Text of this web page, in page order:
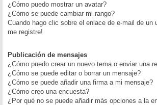
¿Cómo puedo mostrar un avatar?
¿Cómo se puede cambiar mi rango?
Cuando hago clic sobre el enlace de e-mail de un
me registre!
Publicación de mensajes
¿Cómo puedo crear un nuevo tema o enviar una
¿Cómo se puede editar o borrar un mensaje?
¿Cómo se puede añadir una firma a mi mensaje?
¿Cómo creo una encuesta?
¿Por qué no se puede añadir más opciones a la